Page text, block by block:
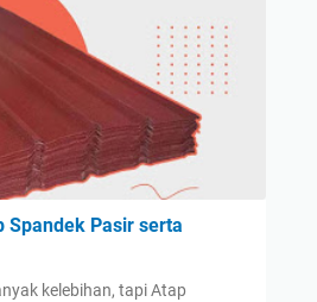
Spandek Pasir serta
kelebihan, tapi Atap